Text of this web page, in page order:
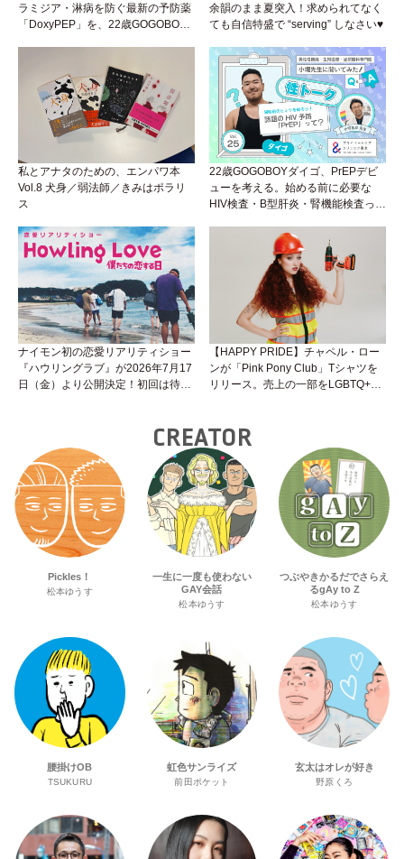
ラミジア・淋病を防ぐ最新の予防薬
「DoxyPEP」を、22歳GOGOBOY
（Vol.26）
余韻のまま夏突入！求められてなく
ても自信特盛で “serving” しなさい♥
私とアナタのための、エンパワ本
Vol.8 犬身／弱法師／きみはポラリ
ス
22歳GOGOBOYダイゴ、PrEPデビ
ューを考える。始める前に必要な
HIV検査・B型肝炎・腎機能検査っ
性トーク～聞きにくいことは小堀先
生に聞けばイイ！（Vol.25）
ナイモン初の恋愛リアリティショー
『ハウリングラブ』が2026年7月17
日（金）より公開決定！初回は待望
【HAPPY PRIDE】チャペル・ロー
ンが「Pink Pony Club」Tシャツを
リリース。売上の一部をLGBTQ+＆
CREATOR
Pickles！
松本ゆうす
一生に一度も使わない
GAY会話
松本ゆうす
つぶやきかるだでさらえ
るgAy to Z
松本ゆうす
腰掛けOB
TSUKURU
虹色サンライズ
前田ポケット
玄太はオレが好き
野原くろ